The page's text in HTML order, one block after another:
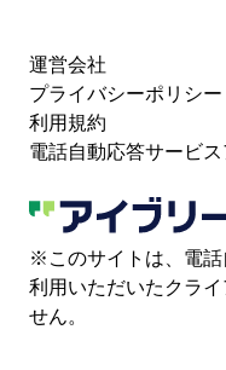
運営会社
プライバシーポリシー
利用規約
電話自動応答サービ
※このサイトは、電
利用いただいたクラ
せん。